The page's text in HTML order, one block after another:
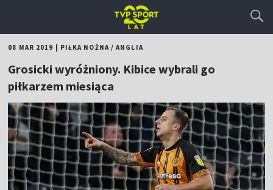
08 MAR 2019 PIŁKA NOŻNA/ANGLIA
Grosicki wyróżniony. Kibice wybrali go
piłkarzem miesiąca